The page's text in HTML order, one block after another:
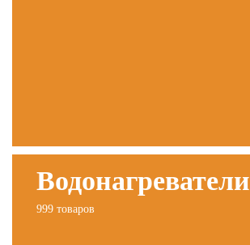
Водонагреватели
999 товаров